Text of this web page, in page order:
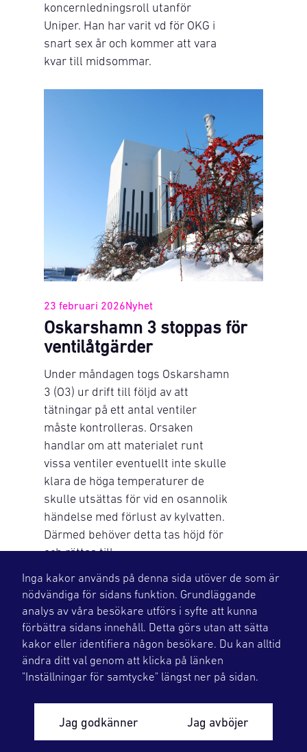
Inga kakor används på denna sida utöver de som är
nödvändiga för sidans funktion. Grundläggande
analys av våra besökare utförs i syfte att kunna
förbättra sidans innehåll. Detta görs utan att sätta
kakor eller identifiera någon besökare. Du kan alltid
ändra ditt val genom att klicka på länken
"Inställningar för samtycke" längst ner på sidan.
Jag avböjer
Jag godkänner
koncernledningsroll utanför
Uniper. Han har varit vd för OKG i
snart sex år och kommer att vara
kvar till midsommar.
Oskarshamn 3 stoppas för
ventilåtgärder
23 februari 2026Nyhet
Under måndagen togs Oskarshamn
3 (O3) ur drift till följd av att
tätningar på ett antal ventiler
måste kontrolleras. Orsaken
handlar om att materialet runt
vissa ventiler eventuellt inte skulle
klara de höga temperaturer de
skulle utsättas för vid en osannolik
händelse med förlust av kylvatten.
Därmed behöver detta tas höjd för
och rättas till.
Oskarshamn 3 tillbaka på
nät tidigare än planerat
18 december 2025Nyhet